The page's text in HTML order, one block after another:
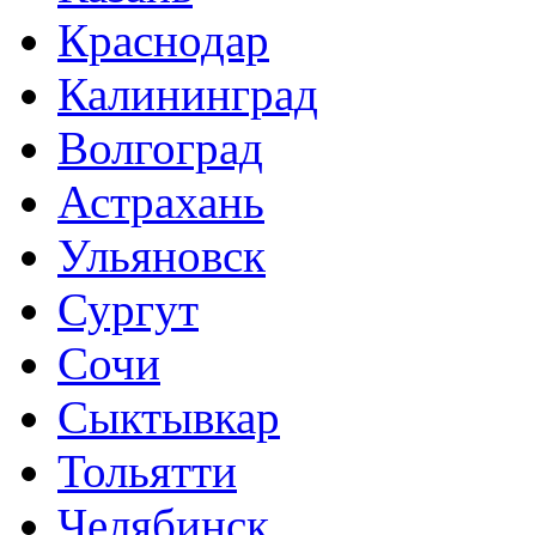
Краснодар
Калининград
Волгоград
Астрахань
Ульяновск
Сургут
Сочи
Сыктывкар
Тольятти